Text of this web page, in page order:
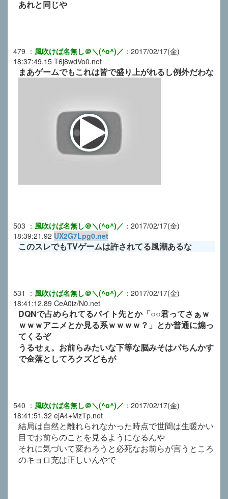
あれと同じや
479 ： 風吹けば名無し＠＼(^o^)／ ： 2017/02/17(金)
18:37:49.15 T6j8wdVo0.net
まあゲームでもこれは皆で盛り上がれるし例外だわな
503 ： 風吹けば名無し＠＼(^o^)／ ： 2017/02/17(金)
18:39:21.92 UX2G7Lpg0.net
このスレでもTVゲームは許されてる風潮あるな
531 ： 風吹けば名無し＠＼(^o^)／ ： 2017/02/17(金)
18:41:12.89 CeA0iz/N0.net
DQNで占められてるバイト先とか「○○君ってさぁｗ
ｗｗｗアニメとか見る系ｗｗｗｗ？」とか普通に煽っ
てくるぞ
うるせぇ。お前らみたいな下等な脳みそはパちんかす
で金落としてろクズどもが
540 ： 風吹けば名無し＠＼(^o^)／ ： 2017/02/17(金)
18:41:51.32 ejA4+MzTp.net
結局は自然と離れられなかった時点で世間は生暖かい
目でお前らのことを見るようになるんや
それに気づいて変わろうと必死なお前らが言うところ
のキョロ充は正しいんやで